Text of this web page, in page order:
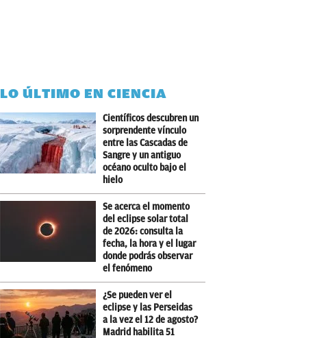
LO ÚLTIMO EN CIENCIA
Científicos descubren un
sorprendente vínculo
entre las Cascadas de
Sangre y un antiguo
océano oculto bajo el
hielo
Se acerca el momento
del eclipse solar total
de 2026: consulta la
fecha, la hora y el lugar
donde podrás observar
el fenómeno
¿Se pueden ver el
eclipse y las Perseidas
a la vez el 12 de agosto?
Madrid habilita 51